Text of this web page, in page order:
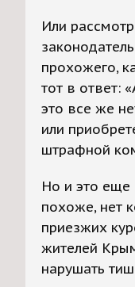
Или
прохожего,
тот в ответ:
это все же
или
штрафной
Но и это еще
похоже, нет
приезжих
жителей
нарушать